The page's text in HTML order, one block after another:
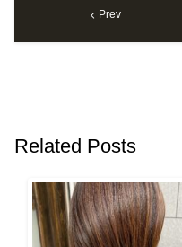
Prev
Related Posts